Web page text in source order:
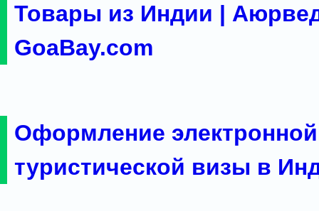
Товары из Индии |
GoaBay.com
Оформление электронной
туристической визы в